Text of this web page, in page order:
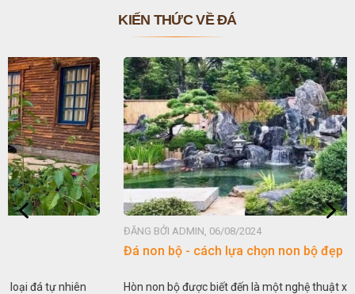
KIẾN THỨC VỀ ĐÁ
ĐĂNG BỞI ADMIN, 06/08/2024
Đá non bộ - cách lựa chọn non bộ đẹp
Hòn non bộ được biết đến là một nghệ thuật xây dựng, sắp đặt,